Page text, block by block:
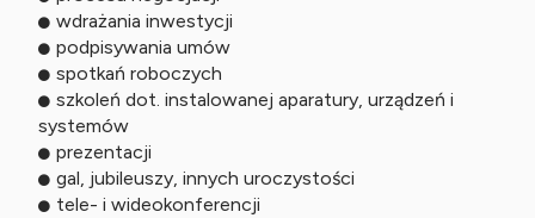
wdrażania inwestycji
podpisywania umów
spotkań roboczych
szkoleń dot. instalowanej aparatury, urządzeń i
systemów
prezentacji
gal, jubileuszy, innych uroczystości
tele- i wideokonferencji